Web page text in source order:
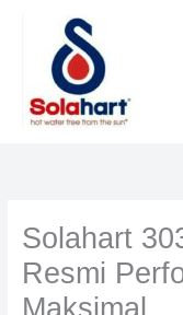
Solahart
Resmi
Maksimal